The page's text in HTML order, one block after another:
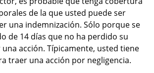
de la que usted puede ser
una indemnización. Sólo porque se
de 14 días que no ha perdido su
acción. Típicamente, usted tiene
traer una acción por negligencia.